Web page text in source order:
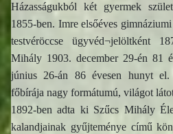
Házasságukból két gyermek
1855-ben. Imre elsőéves
testvéröccse ügyvéd¬jelöltként
Mihály 1903. december 29-én 81
június 26-án 86 évesen hunyt
főbírája nagy formátumú, világot
1892-ben adta ki Szűcs Mihály
kalandjainak gyűjteménye című